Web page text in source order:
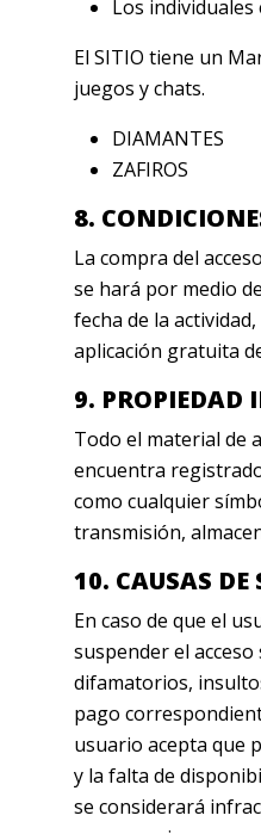
Los
El SITIO tiene un
juegos y chats.
DIAMANTES
ZAFIROS
8.
La compra del
se hará por medio
fecha de la
aplicación gratuita
9. PROPIEDAD
Todo el material de
encuentra
como cualquier
transmisión,
10. CAUSAS DE
En caso de que el
suspender el
difamatorios,
pago
usuario acepta que
y la falta de
se considerará